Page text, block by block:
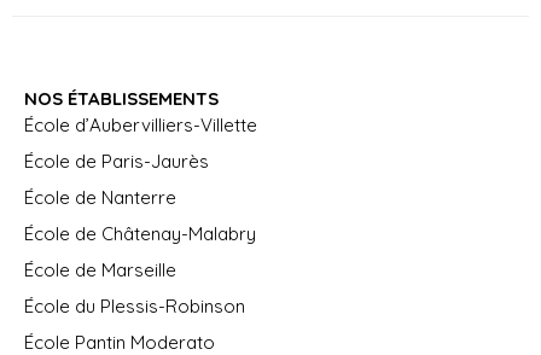
NOS ÉTABLISSEMENTS
École d’Aubervilliers-Villette
École de Paris-Jaurès
École de Nanterre
École de Châtenay-Malabry
École de Marseille
École du Plessis-Robinson
École Pantin Moderato